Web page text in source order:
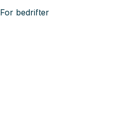
For bedrifter